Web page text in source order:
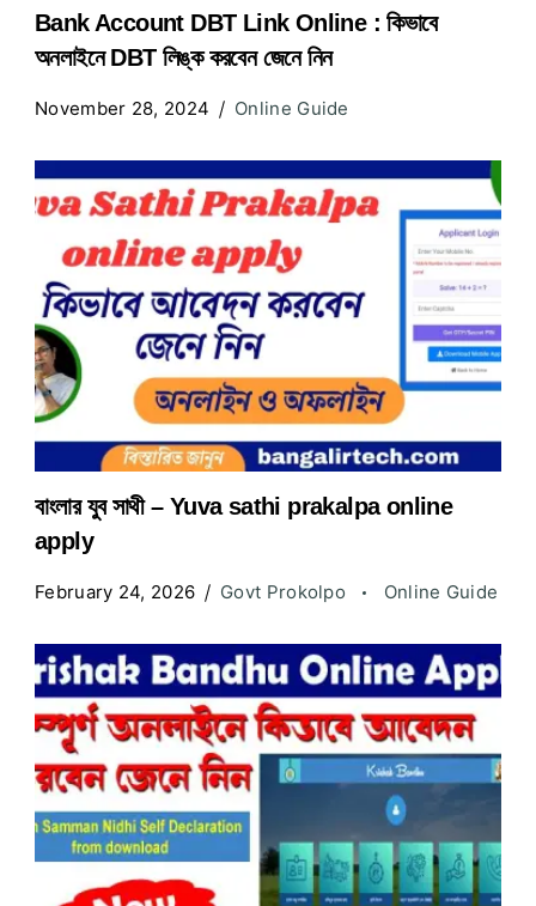
Bank Account DBT Link Online : কিভাবে
অনলাইনে DBT লিঙ্ক করবেন জেনে নিন
November 28, 2024 Online Guide
বাংলার যুব সাথী – Yuva sathi prakalpa online
apply
February 24, 2026 Govt Prokolpo Online Guide